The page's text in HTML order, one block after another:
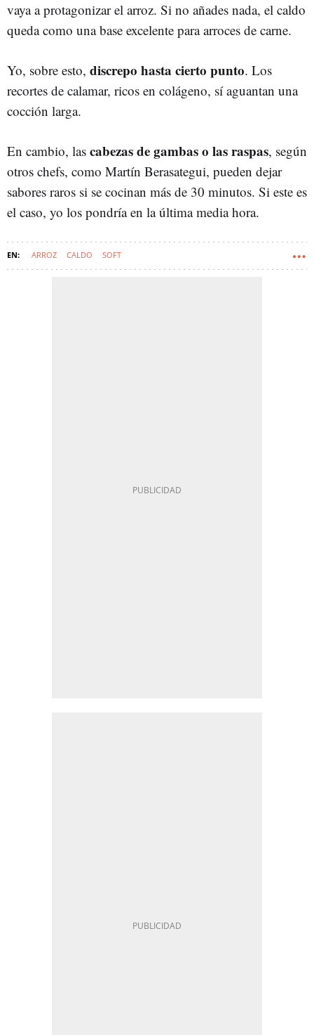
vaya a protagonizar el arroz. Si no añades nada, el caldo
queda como una base excelente para arroces de carne.
Yo, sobre esto, discrepo hasta cierto punto. Los
recortes de calamar, ricos en colágeno, sí aguantan una
cocción larga.
En cambio, las cabezas de gambas o las raspas, según
otros chefs, como Martín Berasategui, pueden dejar
sabores raros si se cocinan más de 30 minutos. Si este es
el caso, yo los pondría en la última media hora.
ARROZ CALDO SOFT